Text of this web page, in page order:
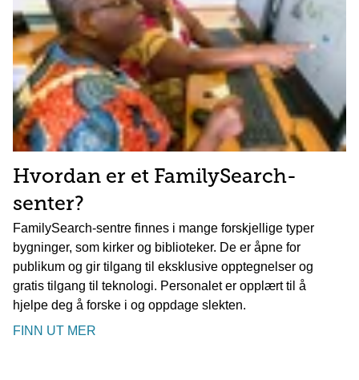
Hvordan er et FamilySearch-
senter?
FamilySearch-sentre finnes i mange forskjellige typer
bygninger, som kirker og biblioteker. De er åpne for
publikum og gir tilgang til eksklusive opptegnelser og
gratis tilgang til teknologi. Personalet er opplært til å
hjelpe deg å forske i og oppdage slekten.
FINN UT MER